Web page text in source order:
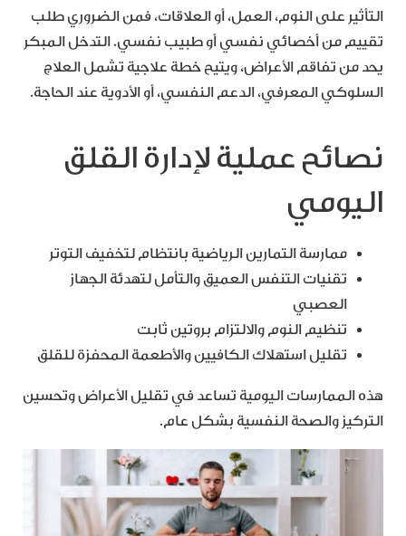
التأثير على النوم، العمل، أو العلاقات، فمن الضروري طلب
تقييم من أخصائي نفسي أو طبيب نفسي. التدخل المبكر
يحد من تفاقم الأعراض، ويتيح خطة علاجية تشمل العلاج
السلوكي المعرفي، الدعم النفسي، أو الأدوية عند الحاجة.
نصائح عملية لإدارة القلق
اليومي
ممارسة التمارين الرياضية بانتظام لتخفيف التوتر
تقنيات التنفس العميق والتأمل لتهدئة الجهاز
العصبي
تنظيم النوم والالتزام بروتين ثابت
تقليل استهلاك الكافيين والأطعمة المحفزة للقلق
هذه الممارسات اليومية تساعد في تقليل الأعراض وتحسين
التركيز والصحة النفسية بشكل عام.